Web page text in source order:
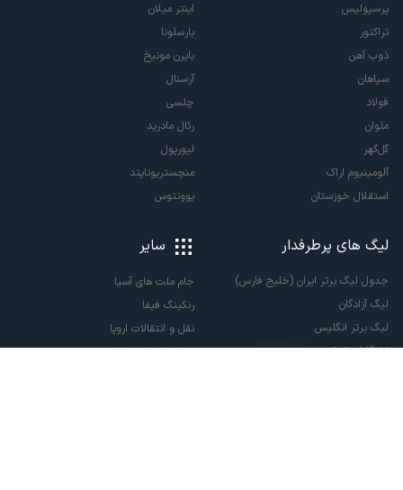
پرسپولیس
تراکتور
ذوب آهن
سپاهان
فولاد
ملوان
گل‌گهر
آلومینیوم اراک
استقلال خوزستان
اینتر میلان
بارسلونا
بایرن مونیخ
آرسنال
چلسی
رئال مادرید
لیورپول
منچستریونایتد
یوونتوس
لیگ های پرطرفدار
جدول لیگ برتر ایران (خلیج فارس)
لیگ آزادگان
لیگ برتر انگلیس
لالیگا اسپانیا
سایر
جام ملت های آسیا
رنکینگ فیفا
نقل و انتقالات اروپا
نقل و انتقالات ایران